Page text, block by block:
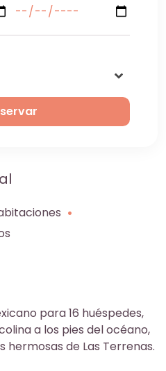
para 16 huéspedes,
a los pies del océano,
hermosas de Las Terrenas.